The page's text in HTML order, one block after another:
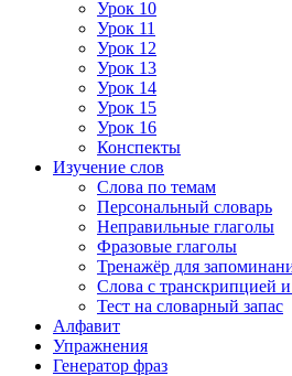
Урок 10
Урок 11
Урок 12
Урок 13
Урок 14
Урок 15
Урок 16
Конспекты
Изучение слов
Слова по темам
Персональный словарь
Неправильные глаголы
Фразовые глаголы
Тренажёр для
Cлова с транскрипцией
Тест на словарный запас
Алфавит
Упражнения
Генератор фраз